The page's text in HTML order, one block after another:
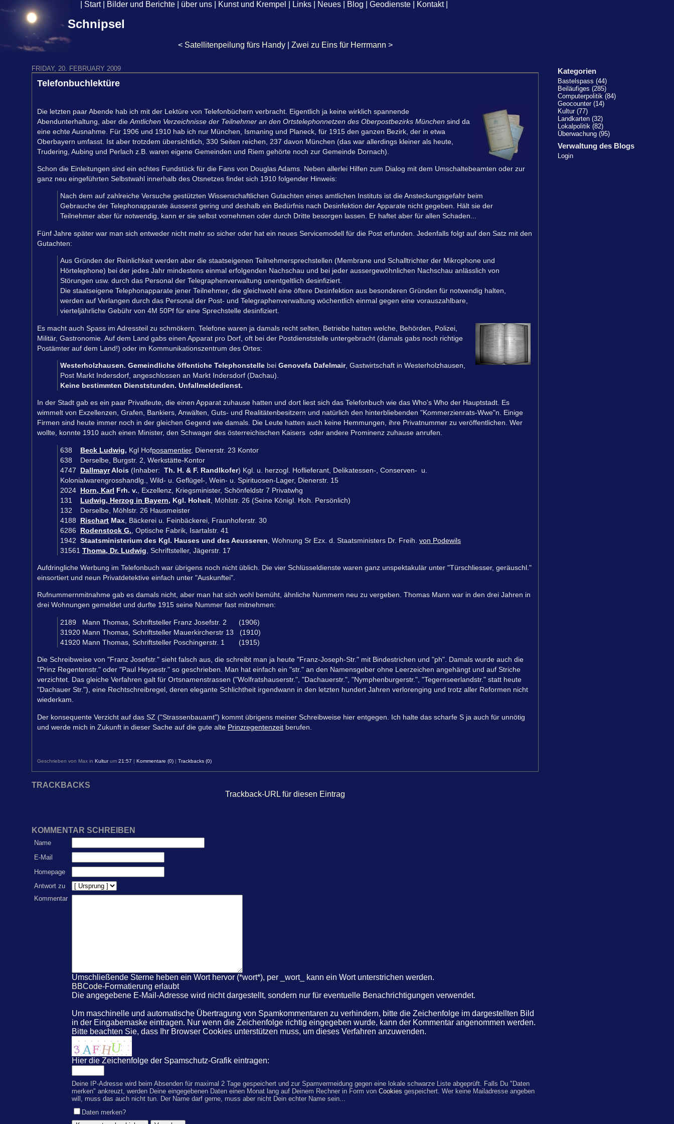
Start| Bilder und Berichte über uns Kunst und Krempel Links Neues Blog Geodienste Kontakt|
Schnipsel
< Satellitenpeilung fürs Handy Zwei zu Eins für Herrmann >
FRIDAY, 20. FEBRUARY 2009
Telefonbuchlektüre
Die letzten paar Abende hab ich mit der Lektüre von Telefonbüchern verbracht. Eigentlich ja keine wirklich spannende
Abendunterhaltung, aber die Amtlichen Verzeichnisse der Teilnehmer an den Ortstelephonnetzen des Oberpostbezirks München sind da
eine echte Ausnahme. Für 1906 und 1910 hab ich nur München, Ismaning und Planeck, für 1915 den ganzen Bezirk, der in etwa
Oberbayern umfasst. Ist aber trotzdem übersichtlich, 330 Seiten reichen, 237 davon München (das war allerdings kleiner als heute,
Trudering, Aubing und Perlach z.B. waren eigene Gemeinden und Riem gehörte noch zur Gemeinde Dornach).
Schon die Einleitungen sind ein echtes Fundstück für die Fans von Douglas Adams. Neben allerlei Hilfen zum Dialog mit dem Umschaltebeamten oder zur
ganz neu eingeführten Selbstwahl innerhalb des Otsnetzes findet sich 1910 folgender Hinweis:
Nach dem auf zahlreiche Versuche gestützten Wissenschaftlichen Gutachten eines amtlichen Instituts ist die Ansteckungsgefahr beim
Gebrauche der Telephonapparate äusserst gering und deshalb ein Bedürfnis nach Desinfektion der Apparate nicht gegeben. Hält sie der
Teilnehmer aber für notwendig, kann er sie selbst vornehmen oder durch Dritte besorgen lassen. Er haftet aber für allen Schaden...
Fünf Jahre später war man sich entweder nicht mehr so sicher oder hat ein neues Servicemodell für die Post erfunden. Jedenfalls folgt auf den Satz mit den
Gutachten:
Aus Gründen der Reinlichkeit werden aber die staatseigenen Teilnehmersprechstellen (Membrane und Schalltrichter der Mikrophone und
Hörtelephone) bei der jedes Jahr mindestens einmal erfolgenden Nachschau und bei jeder aussergewöhnlichen Nachschau anlässlich von
Störungen usw. durch das Personal der Telegraphenverwaltung unentgeltlich desinfiziert.
Die staatseigene Telephonapparate jener Teilnehmer, die gleichwohl eine öftere Desinfektion aus besonderen Gründen für notwendig halten,
werden auf Verlangen durch das Personal der Post- und Telegraphenverwaltung wöchentlich einmal gegen eine vorauszahlbare,
vierteljährliche Gebühr von 4M 50Pf für eine Sprechstelle desinfiziert.
Es macht auch Spass im Adressteil zu schmökern. Telefone waren ja damals recht selten, Betriebe hatten welche, Behörden, Polizei,
Militär, Gastronomie. Auf dem Land gabs einen Apparat pro Dorf, oft bei der Postdienststelle untergebracht (damals gabs noch richtige
Postämter auf dem Land!) oder im Kommunikationszentrum des Ortes:
Westerholzhausen. Gemeindliche öffentiche Telephonstelle bei Genovefa Dafelmair, Gastwirtschaft in Westerholzhausen,
Post Markt Indersdorf, angeschlossen an Markt Indersdorf (Dachau).
Keine bestimmten Dienststunden. Unfallmeldedienst.
In der Stadt gab es ein paar Privatleute, die einen Apparat zuhause hatten und dort liest sich das Telefonbuch wie das Who's Who der Hauptstadt. Es
wimmelt von Exzellenzen, Grafen, Bankiers, Anwälten, Guts- und Realitätenbesitzern und natürlich den hinterbliebenden "Kommerzienrats-Wwe"n. Einige
Firmen sind heute immer noch in der gleichen Gegend wie damals. Die Leute hatten auch keine Hemmungen, ihre Privatnummer zu veröffentlichen. Wer
wollte, konnte 1910 auch einen Minister, den Schwager des österreichischen Kaisers oder andere Prominenz zuhause anrufen.
638 Beck Ludwig, Kgl Hofposamentier, Dienerstr. 23 Kontor
638 Derselbe, Burgstr. 2, Werkstätte-Kontor
4747 DallmayrAlois (Inhaber: Th. H. & F. Randlkofer) Kgl. u. herzogl. Hoflieferant, Delikatessen-, Conserven- u.
Kolonialwarengrosshandlg., Wild- u. Geflügel-, Wein- u. Spirituosen-Lager, Dienerstr. 15
2024 Horn, Karl Frh. v. , Exzellenz, Kriegsminister, Schönfeldstr 7 Privatwhg
131 Ludwig, Herzog in Bayern, Kgl. Hoheit , Möhlstr. 26 (Seine Königl. Hoh. Persönlich)
132 Derselbe, Möhlstr. 26 Hausmeister
4188 Rischart Max , Bäckerei u. Feinbäckerei, Fraunhoferstr. 30
6286 Rodenstock G. , Optische Fabrik, Isartalstr. 41
1942 Staatsministerium des Kgl. Hauses und des Aeusseren , Wohnung Sr Ezx. d. Staatsministers Dr. Freih. von Podewils
31561 Thoma, Dr. Ludwig , Schriftsteller, Jägerstr. 17
Aufdringliche Werbung im Telefonbuch war übrigens noch nicht üblich. Die vier Schlüsseldienste waren ganz unspektakulär unter "Türschliesser, geräuschl."
einsortiert und neun Privatdetektive einfach unter "Auskunftei".
Rufnummernmitnahme gab es damals nicht, aber man hat sich wohl bemüht, ähnliche Nummern neu zu vergeben. Thomas Mann war in den drei Jahren in
drei Wohnungen gemeldet und durfte 1915 seine Nummer fast mitnehmen:
2189 Mann Thomas, Schriftsteller Franz Josefstr. 2 (1906)
31920 Mann Thomas, Schriftsteller Mauerkircherstr 13 (1910)
41920 Mann Thomas, Schriftsteller Poschingerstr. 1 (1915)
Die Schreibweise von "Franz Josefstr." sieht falsch aus, die schreibt man ja heute "Franz-Joseph-Str." mit Bindestrichen und "ph". Damals wurde auch die
"Prinz Regentenstr." oder "Paul Heysestr." so geschrieben. Man hat einfach ein "str." an den Namensgeber ohne Leerzeichen angehängt und auf Striche
verzichtet. Das gleiche Verfahren galt für Ortsnamenstrassen ("Wolfratshauserstr.", "Dachauerstr.", "Nymphenburgerstr.", "Tegernseerlandstr." statt heute
"Dachauer Str."), eine Rechtschreibregel, deren elegante Schlichtheit irgendwann in den letzten hundert Jahren verlorenging und trotz aller Reformen nicht
wiederkam.
Der konsequente Verzicht auf das SZ ("Strassenbauamt") kommt übrigens meiner Schreibweise hier entgegen. Ich halte das scharfe S ja auch für unnötig
und werde mich in Zukunft in dieser Sache auf die gute alte Prinzregentenzeit berufen.
Geschrieben von Max in Kulturum 21:57 Kommentare (0) Trackbacks (0)
TRACKBACKS
Trackback-URL für diesen Eintrag
KOMMENTAR SCHREIBEN
Name
E-Mail
Homepage
Antwort zu
Kommentar
Umschließende Sterne heben ein Wort hervor (*wort*), per _wort_ kann ein Wort unterstrichen werden.
BBCode-Formatierung erlaubt
Die angegebene E-Mail-Adresse wird nicht dargestellt, sondern nur für eventuelle Benachrichtigungen verwendet.
Um maschinelle und automatische Übertragung von Spamkommentaren zu verhindern, bitte die Zeichenfolge im dargestellten Bild
in der Eingabemaske eintragen. Nur wenn die Zeichenfolge richtig eingegeben wurde, kann der Kommentar angenommen werden.
Bitte beachten Sie, dass Ihr Browser Cookies unterstützen muss, um dieses Verfahren anzuwenden.
Hier die Zeichenfolge der Spamschutz-Grafik eintragen:
Deine IP-Adresse wird beim Absenden für maximal 2 Tage gespeichert und zur Spamvermeidung gegen eine lokale schwarze Liste abgeprüft. Falls Du "Daten
merken" ankreuzt, werden Deine eingegebenen Daten einen Monat lang auf Deinem Rechner in Form von Cookies gespeichert. Wer keine Mailadresse angeben
will, muss das auch nicht tun. Der Name darf gerne, muss aber nicht Dein echter Name sein...
Daten merken?
Kategorien
Bastelspass (44)
Beiläufiges (285)
Computerpolitik (84)
Geocounter (14)
Kultur (77)
Landkarten (32)
Lokalpolitik (82)
Überwachung (95)
Verwaltung des Blogs
Login